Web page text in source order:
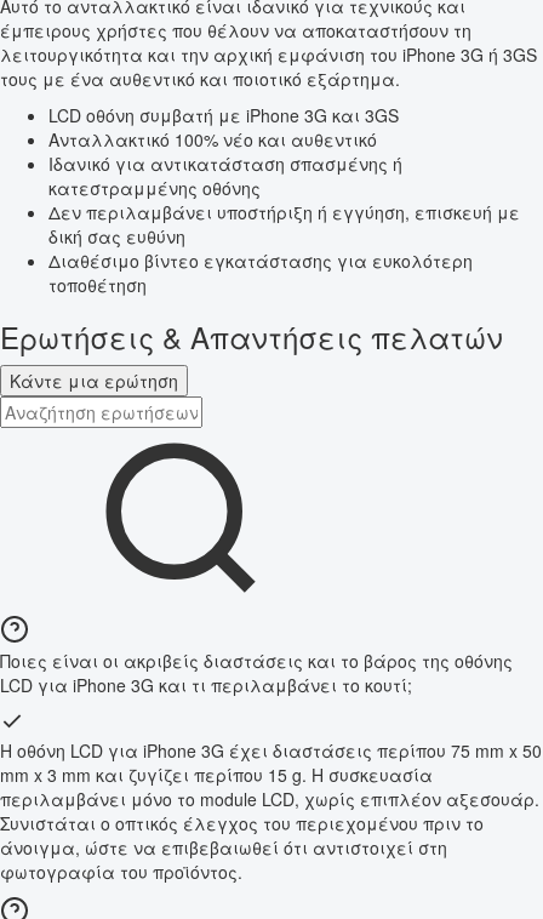
Αυτό το ανταλλακτικό είναι ιδανικό για τεχνικούς και
έμπειρους χρήστες που θέλουν να αποκαταστήσουν τη
λειτουργικότητα και την αρχική εμφάνιση του iPhone 3G ή 3GS
τους με ένα αυθεντικό και ποιοτικό εξάρτημα.
LCD οθόνη συμβατή με iPhone 3G και 3GS
Ανταλλακτικό 100% νέο και αυθεντικό
Ιδανικό για αντικατάσταση σπασμένης ή
κατεστραμμένης οθόνης
Δεν περιλαμβάνει υποστήριξη ή εγγύηση, επισκευή με
δική σας ευθύνη
Διαθέσιμο βίντεο εγκατάστασης για ευκολότερη
τοποθέτηση
Ερωτήσεις & Απαντήσεις πελατών
Κάντε μια ερώτηση
Ποιες είναι οι ακριβείς διαστάσεις και το βάρος της οθόνης
LCD για iPhone 3G και τι περιλαμβάνει το κουτί;
Η οθόνη LCD για iPhone 3G έχει διαστάσεις περίπου 75 mm x 50
mm x 3 mm και ζυγίζει περίπου 15 g. Η συσκευασία
περιλαμβάνει μόνο το module LCD, χωρίς επιπλέον αξεσουάρ.
Συνιστάται ο οπτικός έλεγχος του περιεχομένου πριν το
άνοιγμα, ώστε να επιβεβαιωθεί ότι αντιστοιχεί στη
φωτογραφία του προϊόντος.